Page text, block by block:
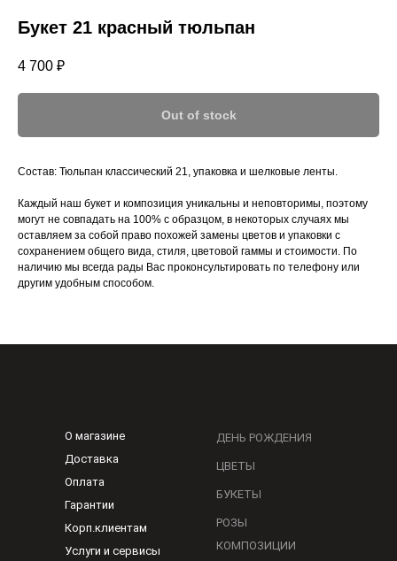
Букет 21 красный тюльпан
4 700 ₽
Out of stock
Состав: Тюльпан классический 21, упаковка и шелковые ленты.
Каждый наш букет и композиция уникальны и неповторимы, поэтому
могут не совпадать на 100% с образцом, в некоторых случаях мы
оставляем за собой право похожей замены цветов и упаковки с
сохранением общего вида, стиля, цветовой гаммы и стоимости. По
наличию мы всегда рады Вас проконсультировать по телефону или
другим удобным способом.
О магазине
Оплата
Доставка
Гарантии
Корп.клиентам
Услуги и сервисы
ДЕНЬ РОЖДЕНИЯ
ЦВЕТЫ
БУКЕТЫ
РОЗЫ
КОМПОЗИЦИИ